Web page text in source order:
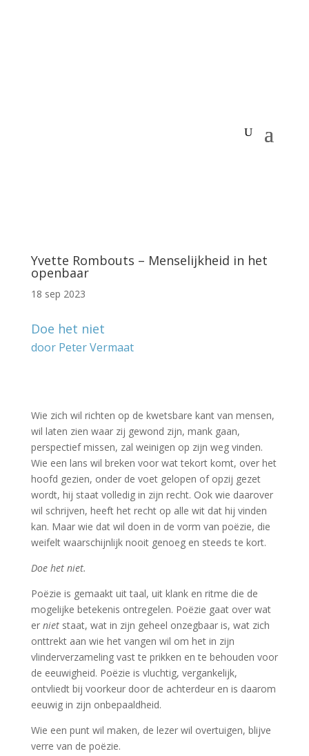
Yvette Rombouts – Menselijkheid in het
openbaar
18 sep 2023
Doe het niet
door Peter Vermaat
Wie zich wil richten op de kwetsbare kant van mensen,
wil laten zien waar zij gewond zijn, mank gaan,
perspectief missen, zal weinigen op zijn weg vinden.
Wie een lans wil breken voor wat tekort komt, over het
hoofd gezien, onder de voet gelopen of opzij gezet
wordt, hij staat volledig in zijn recht. Ook wie daarover
wil schrijven, heeft het recht op alle wit dat hij vinden
kan. Maar wie dat wil doen in de vorm van poëzie, die
weifelt waarschijnlijk nooit genoeg en steeds te kort.
Doe het niet.
Poëzie is gemaakt uit taal, uit klank en ritme die de
mogelijke betekenis ontregelen. Poëzie gaat over wat
er nietstaat, wat in zijn geheel onzegbaar is, wat zich
onttrekt aan wie het vangen wil om het in zijn
vlinderverzameling vast te prikken en te behouden voor
de eeuwigheid. Poëzie is vluchtig, vergankelijk,
ontvliedt bij voorkeur door de achterdeur en is daarom
eeuwig in zijn onbepaaldheid.
Wie een punt wil maken, de lezer wil overtuigen, blijve
verre van de poëzie.